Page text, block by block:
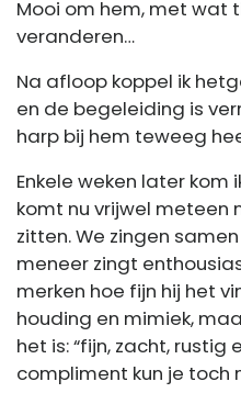
Mooi om hem, met wat
veranderen…
Na afloop koppel ik
en de begeleiding is
harp bij hem teweeg
Enkele weken later kom
komt nu vrijwel meteen
zitten. We zingen
meneer zingt
merken hoe fijn hij het
houding en mimiek,
het is: “fijn, zacht, rustig
compliment kun je toch